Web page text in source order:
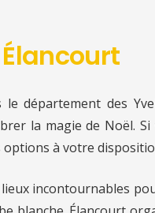
département des
la magie de Noël.
à votre
incontournables